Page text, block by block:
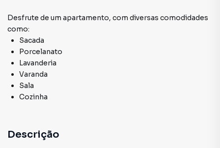
Desfrute de um apartamento, com diversas comodidades
como:
Sacada
Porcelanato
Lavanderia
Varanda
Sala
Cozinha
Descrição